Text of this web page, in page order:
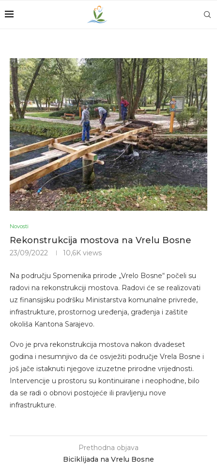
Novosti
Rekonstrukcija mostova na Vrelu Bosne
23/09/2022 10,6K views
Na području Spomenika prirode „Vrelo Bosne“ počeli su
radovi na rekonstrukciji mostova. Radovi će se realizovati
uz finansijsku podršku Ministarstva komunalne privrede,
infrastrukture, prostornog uređenja, građenja i zaštite
okoliša Kantona Sarajevo.
Ovo je prva rekonstrukcija mostova nakon dvadeset
godina i nesumnjivo da će osvježiti područje Vrela Bosne i
još jače istaknuti njegove izuzetne prirodne vrijednosti.
Intervencije u prostoru su kontinuirane i neophodne, bilo
da se radi o obnovi postojeće ili pravljenju nove
infrastrukture.
Prethodna objava
Biciklijada na Vrelu Bosne